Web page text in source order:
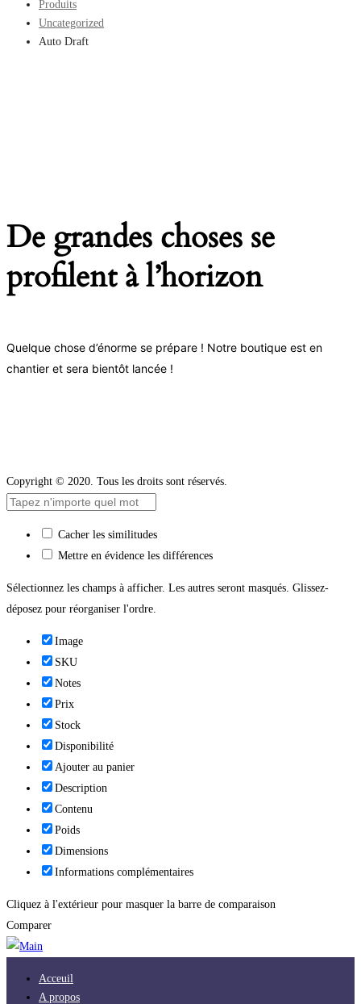
Produits
Uncategorized
Auto Draft
De grandes choses se
profilent à l’horizon
Quelque chose d’énorme se prépare ! Notre boutique est en
chantier et sera bientôt lancée !
Copyright © 2020. Tous les droits sont réservés.
Cacher les similitudes
Mettre en évidence les différences
Sélectionnez les champs à afficher. Les autres seront masqués. Glissez-
déposez pour réorganiser l'ordre.
Image
SKU
Notes
Prix
Stock
Disponibilité
Ajouter au panier
Description
Contenu
Poids
Dimensions
Informations complémentaires
Cliquez à l'extérieur pour masquer la barre de comparaison
Comparer
Acceuil
A propos